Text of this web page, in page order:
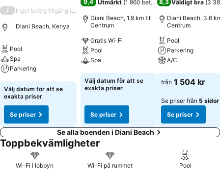
/ Inget betyg tillgängligt
Diani Beach, Kenya
Pool
Spa
Parkering
Se priser
Välj datum för att se
exakta priser
Se priser
9,4 Utmärkt (1 960 betyg)
Diani Beach, 1.9 km till
Centrum
Gratis Wi-Fi
Pool
Spa
Se priser
Välj datum för att se
exakta priser
Se priser
8,3 Väldigt bra (3
Diani Beach, 3.6
Centrum
Pool
Parkering
A/C
Se priser
från 1 504 kr
Se priser från 5 sidor
Se priser
Se alla boenden i Diani Beach
Toppbekvämligheter
Wi-Fi i lobbyn Wi-Fi på rummet Pool